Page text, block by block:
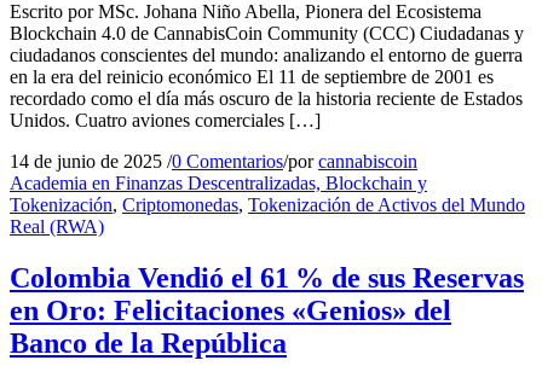
Escrito por MSc. Johana Niño Abella, Pionera del Ecosistema
Blockchain 4.0 de CannabisCoin Community (CCC) Ciudadanas y
ciudadanos conscientes del mundo: analizando el entorno de guerra
en la era del reinicio económico El 11 de septiembre de 2001 es
recordado como el día más oscuro de la historia reciente de Estados
Unidos. Cuatro aviones comerciales […]
14 de junio de 2025 /0 Comentarios/porcannabiscoin
Academia en Finanzas Descentralizadas, Blockchain y
Tokenización, Criptomonedas, Tokenización de Activos del Mundo
Real (RWA)
Colombia Vendió el 61 % de sus Reservas
en Oro: Felicitaciones «Genios» del
Banco de la República